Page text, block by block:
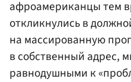
афроамериканцы тем
откликнулись в
на массированную
в собственный адрес,
равнодушными к